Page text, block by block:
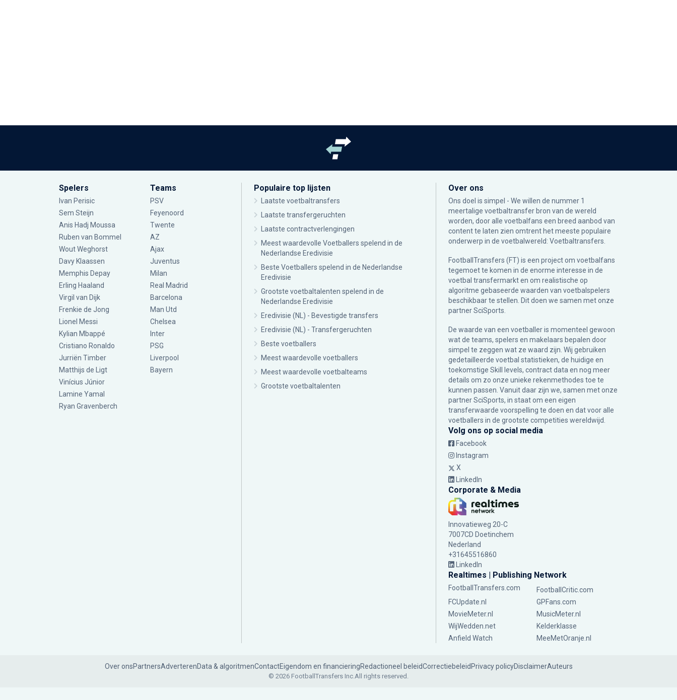
Spelers
Ivan Perisic
Sem Steijn
Anis Hadj Moussa
Ruben van Bommel
Wout Weghorst
Davy Klaassen
Memphis Depay
Erling Haaland
Virgil van Dijk
Frenkie de Jong
Lionel Messi
Kylian Mbappé
Cristiano Ronaldo
Jurriën Timber
Matthijs de Ligt
Vinícius Júnior
Lamine Yamal
Ryan Gravenberch
Teams
PSV
Feyenoord
Twente
AZ
Ajax
Juventus
Milan
Real Madrid
Barcelona
Man Utd
Chelsea
Inter
PSG
Liverpool
Bayern
Populaire top lijsten
Laatste voetbaltransfers
Laatste transfergeruchten
Laatste contractverlengingen
Meest waardevolle Voetballers spelend in de
Nederlandse Eredivisie
Beste Voetballers spelend in de Nederlandse
Eredivisie
Grootste voetbaltalenten spelend in de
Nederlandse Eredivisie
Eredivisie (NL) - Bevestigde transfers
Eredivisie (NL) - Transfergeruchten
Beste voetballers
Meest waardevolle voetballers
Meest waardevolle voetbalteams
Grootste voetbaltalenten
Over ons
Ons doel is simpel - We willen de nummer 1
meertalige voetbaltransfer bron van de wereld
worden, door alle voetbalfans een breed aanbod van
content te laten zien omtrent het meeste populaire
onderwerp in de voetbalwereld: Voetbaltransfers.
FootballTransfers (FT) is een project om voetbalfans
tegemoet te komen in de enorme interesse in de
voetbal transfermarkt en om realistische op
algoritme gebaseerde waarden van voetbalspelers
beschikbaar te stellen. Dit doen we samen met onze
partnerSciSports
De waarde van een voetballer is momenteel gewoon
wat de teams, spelers en makelaars bepalen door
simpel te zeggen wat ze waard zijn. Wij gebruiken
gedetailleerde voetbal statistieken, de huidige en
toekomstige Skill levels, contract data en nog meer
details om zo onze unieke rekenmethodes toe te
kunnen passen. Vanuit daar zijn we, samen met onze
partner SciSports, in staat om een eigen
transferwaarde voorspelling te doen en dat voor alle
voetballers in de grootste competities wereldwijd.
Volg ons op social media
Facebook
Instagram
X
LinkedIn
Corporate & Media
Innovatieweg 20-C
7007CD Doetinchem
Nederland
+31645516860
LinkedIn
Realtimes | Publishing Network
FootballTransfers.com
FootballCritic.com
FCUpdate.nl
GPFans.com
MovieMeter.nl
MusicMeter.nl
WijWedden.net
Kelderklasse
Anfield Watch
MeeMetOranje.nl
Over onsPartnersAdverterenData & algoritmenContactEigendom en financieringRedactioneel beleidCorrectiebeleid Privacy policyDisclaimerAuteurs
© 2026 FootballTransfers Inc.All rights reserved.